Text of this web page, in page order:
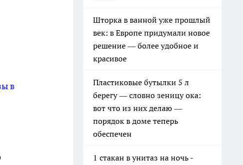
в
Шторка в ванной уже прошлый
век: в Европе придумали новое
решение — более удобное и
красивое
Пластиковые бутылки 5 л
берегу — словно зеницу ока:
вот что из них делаю —
порядок в доме теперь
обеспечен
1 стакан в унитаз на ночь -